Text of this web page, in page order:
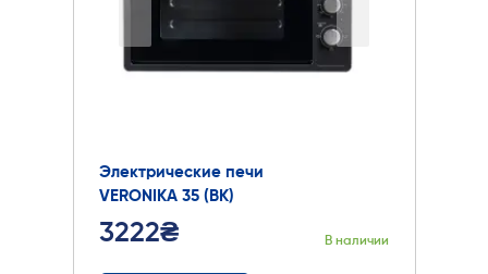
Электрические печи
VERONIKA 35 (BK)
3222₴ В наличии